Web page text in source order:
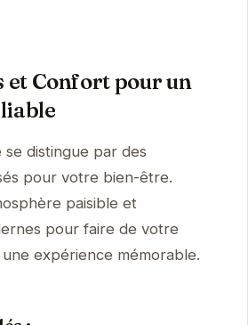
et Confort pour un
se distingue par des
pour votre bien-être.
paisible et
pour faire de votre
expérience mémorable.